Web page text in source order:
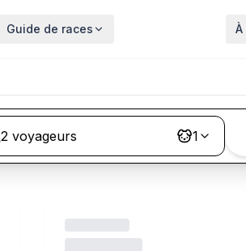
Guide de races À
2 voyageurs 1